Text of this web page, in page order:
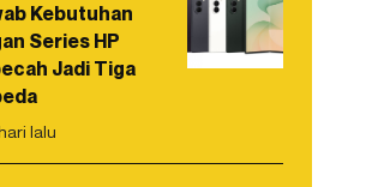
Kebutuhan
Series HP
Jadi Tiga
lalu